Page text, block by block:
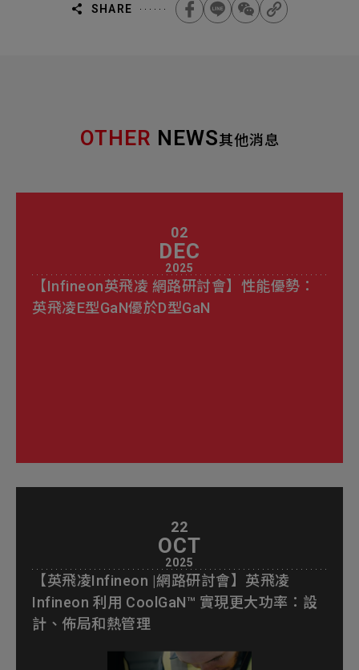
SHARE
OTHER NEWS其他消息
02
DEC
2025
【Infineon英飛凌 網路研討會】性能優勢：
英飛凌E型GaN優於D型GaN
22
OCT
2025
【英飛凌Infineon |網路研討會】英飛凌
Infineon 利用 CoolGaN™ 實現更大功率：設
計、佈局和熱管理